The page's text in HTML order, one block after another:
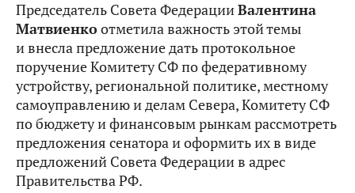
Председатель Совета ФедерацииВалентина
Матвиенкоотметила важность этой темы
и внесла предложение дать протокольное
поручение Комитету СФ по федеративному
устройству, региональной политике, местному
самоуправлению и делам Севера, Комитету СФ
по бюджету и финансовым рынкам рассмотреть
предложения сенатора и оформить их в виде
предложений Совета Федерации в адрес
Правительства РФ.